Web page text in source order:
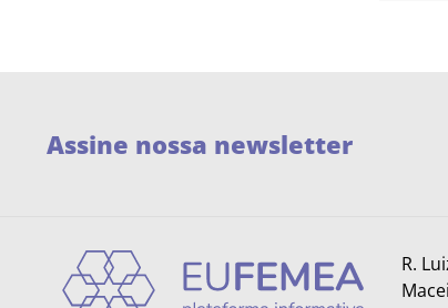
Assine nossa newsletter
R.